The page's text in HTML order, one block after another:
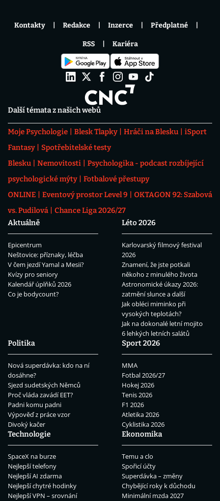
Další témata z našich webů
Moje Psychologie Blesk Tlapky Hráči na Blesku
iSport
Fantasy
Spotřebitelské testy
Blesku
Nemovitosti
Psychologika - podcast rozbíjející
psychologické mýty
Fotbalové přestupy
ONLINE
Eventový prostor Level 9
OKTAGON 92: Szabová
vs. Pudilová
Chance Liga 2026/27
Aktuálně
Epicentrum
Neštovice: příznaky, léčba
V čem jezdí Yamal a Mesii?
Kvízy pro seniory
Kalendář úplňků 2026
Co je bodycount?
Léto 2026
Karlovarský filmový festival
2026
Znamení, že jste potkali
někoho z minulého života
Astronomické úkazy 2026:
zatmění slunce a další
Jak obléci miminko při
vysokých teplotách?
Jak na dokonalé letní mojito
6 lehkých letních salátů
Politika
Nová superdávka: kdo na ní
dosáhne?
Sjezd sudetských Němců
Proč vláda zavádí EET?
Padni komu padni
Výpověď z práce vzor
Divoký kačer
Sport 2026
MMA
Fotbal 2026/27
Hokej 2026
Tenis 2026
F1 2026
Atletika 2026
Cyklistika 2026
Technologie
SpaceX na burze
Nejlepší telefony
Nejlepší AI zdarma
Nejlepší chytré hodinky
Nejlepší VPN – srovnání
Ekonomika
Temu a clo
Spořicí účty
Superdávka – změny
Chybějící roky k důchodu
Minimální mzda 2027
Kontakty Redakce Inzerce Předplatné
RSS Kariéra